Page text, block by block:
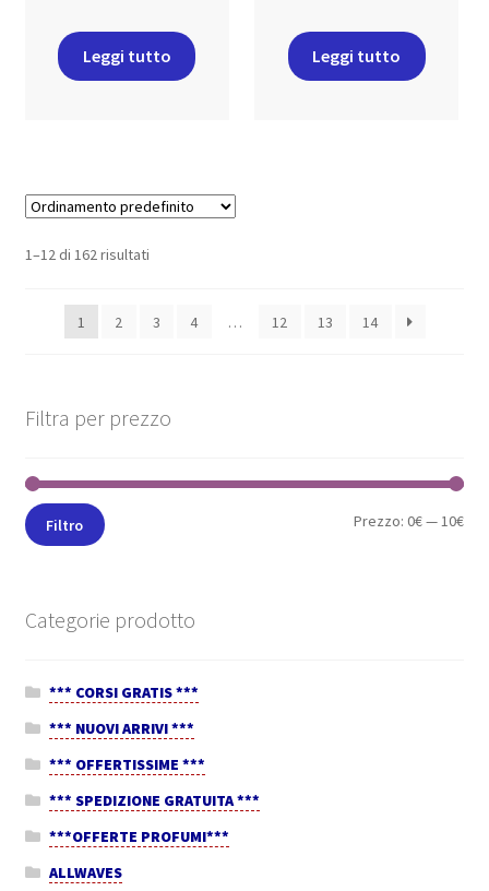
Leggi tutto Leggi tutto
1–12 di 162 risultati
1 2 3 4 … 12 13 14
Filtra per prezzo
Filtro Prezzo:0€—10€
Categorie prodotto
*** CORSI GRATIS ***
*** NUOVI ARRIVI ***
*** OFFERTISSIME ***
*** SPEDIZIONE GRATUITA ***
***OFFERTE PROFUMI***
ALLWAVES